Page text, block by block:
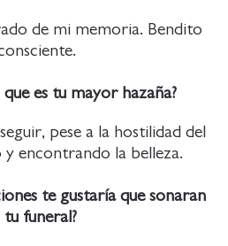
de mi memoria. Bendito
que es tu mayor hazaña?
pese a la hostilidad del
y encontrando la belleza.
te gustaría que sonaran
tu funeral?